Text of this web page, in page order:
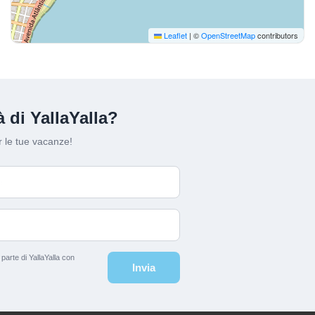
Leaflet | ©OpenStreetMapcontributors
di YallaYalla?
le tue vacanze!
di YallaYalla con
Invia